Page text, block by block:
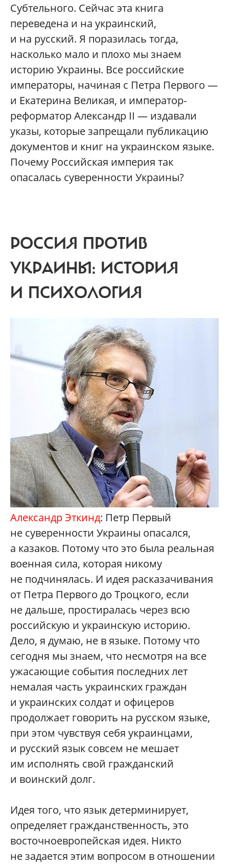
Субтельного. Сейчас эта книга
переведена и на украинский,
и на русский. Я поразилась тогда,
насколько мало и плохо мы знаем
историю Украины. Все российские
императоры, начиная с Петра Первого —
и Екатерина Великая, и император-
реформатор Александр II — издавали
указы, которые запрещали публикацию
документов и книг на украинском языке.
Почему Российская империя так
опасалась суверенности Украины?
РОССИЯ ПРОТИВ
УКРАИНЫ: ИСТОРИЯ
И ПСИХОЛОГИЯ
Александр Эткинд: Петр Первый
не суверенности Украины опасался,
а казаков. Потому что это была реальная
военная сила, которая никому
не подчинялась. И идея расказачивания
от Петра Первого до Троцкого, если
не дальше, простиралась через всю
российскую и украинскую историю.
Дело, я думаю, не в языке. Потому что
сегодня мы знаем, что несмотря на все
ужасающие события последних лет
немалая часть украинских граждан
и украинских солдат и офицеров
продолжает говорить на русском языке,
при этом чувствуя себя украинцами,
и русский язык совсем не мешает
им исполнять свой гражданский
и воинский долг.
Идея того, что язык детерминирует,
определяет гражданственность, это
восточноевропейская идея. Никто
не задается этим вопросом в отношении